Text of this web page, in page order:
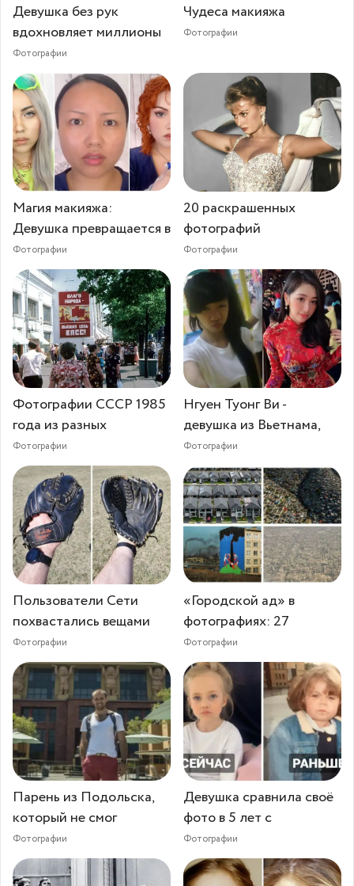
Девушка без рук
вдохновляет миллионы
Фотографии
Чудеса макияжа
Фотографии
Магия макияжа:
Девушка превращается в
Фотографии
20 раскрашенных
фотографий
Фотографии
Фотографии СССР 1985
года из разных
Фотографии
Нгуен Туонг Ви -
девушка из Вьетнама,
Фотографии
Пользователи Сети
похвастались вещами
Фотографии
«Городской ад» в
фотографиях: 27
Фотографии
Парень из Подольска,
который не смог
Фотографии
Девушка сравнила своё
фото в 5 лет с
Фотографии